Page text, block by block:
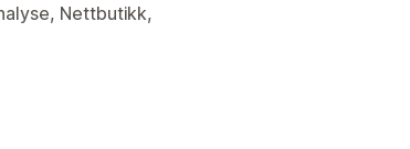
Nettbutikk,